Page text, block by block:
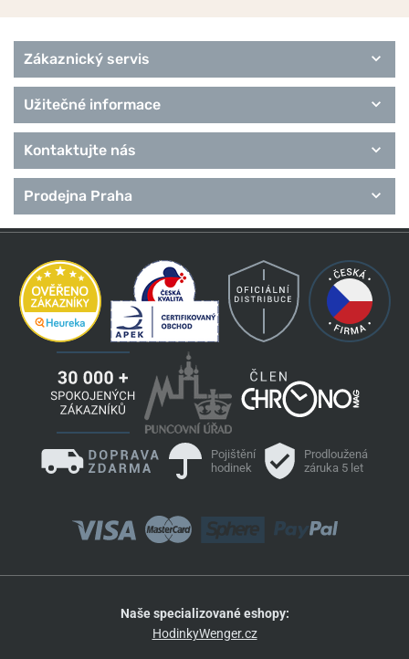
Zákaznický servis
Užitečné informace
Kontaktujte nás
Prodejna Praha
Pojištění
hodinek
Prodloužená
záruka 5 let
Naše specializované eshopy:
HodinkyWenger.cz